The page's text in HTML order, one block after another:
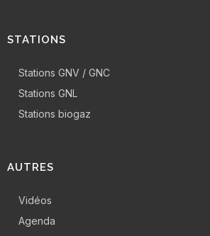
STATIONS
Stations GNV / GNC
Stations GNL
Stations biogaz
AUTRES
Vidéos
Agenda